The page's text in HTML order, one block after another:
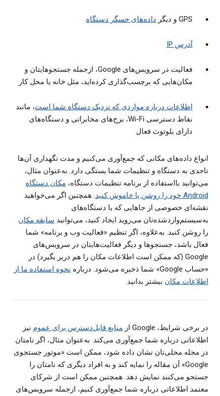
GPS و دیگر داده‌های حسگر دستگاه
آدرس IP
فعالیت در سرویس‌های Google، ازجمله جستجوهایتان و
مکان‌هایی که برچسب‌گذاری کرده‌اید، مثل خانه یا محل کار
اطلاعات درباره مواردی که نزدیک دستگاه شما است، مانند
نقاط دسترسی Wi-Fi، برج‌های مخابراتی و دستگاه‌های
دارای بلوتوث فعال
انواع داده‌های مکانی که جمع‌آوری می‌کنیم و مدت نگهداری آن‌ها
تاحدی به دستگاه و تنظیمات شما بستگی دارد. به‌عنوان مثال،
می‌توانید بااستفاده از برنامه تنظیمات دستگاه، مکان دستگاه
Android خود را روشن یا خاموش کنید
. همچنین اگر می‌خواهید
نقشه‌ای خصوصی از جاهایی که با دستگاه‌های
به‌سیستم‌واردشده‌تان می‌روید ایجاد کنید، می‌توانید سابقه مکان
را روشن کنید. به‌علاوه، اگر تنظیم «فعالیت وب و برنامه» شما
فعال باشد، جستجوها و دیگر فعالیت‌هایتان در سرویس‌های
Google (که ممکن است اطلاعات مکان را هم دربر بگیرد) در
«حساب Google» شما ذخیره می‌شود. درباره
نحوه استفاده ما از
اطلاعات مکان بیشتر بدانید.
در برخی شرایط، Google از منابع قابل‌دسترس برای عموم نیز
اطلاعاتی درباره شما جمع‌آوری می‌کند. به‌عنوان مثال، اگر نامتان
در مجله محلی‌تان نشان داده شود، ممکن است «موتور جستجوی
Google» آن مقاله را نمایه کند و به افراد دیگری که نامتان را
جستجو می‌کنند نمایش دهد. همچنین ممکن است از شرکای
معتمد اطلاعاتی درباره شما جمع‌آوری کنیم، ازجمله سرویس‌های